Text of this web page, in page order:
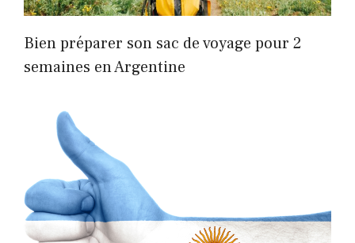
Bien préparer son sac de voyage pour 2
semaines en Argentine